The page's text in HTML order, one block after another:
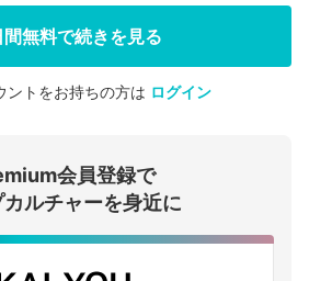
会員登録する
ログインする
無料で続きを見る
ントをお持ちの方は ログイン
会員登録で
ルチャーを身近に